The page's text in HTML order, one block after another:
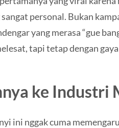
sangat personal. Bukan
yang merasa “gue
tapi tetap dengan
ke Industri
ini nggak cuma